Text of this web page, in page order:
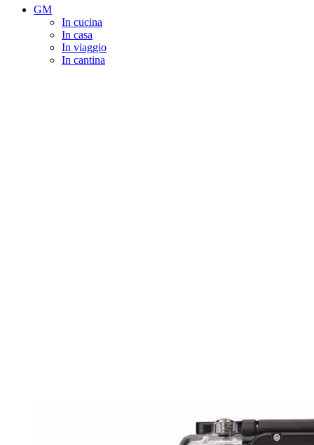
GM
In cucina
In casa
In viaggio
In cantina